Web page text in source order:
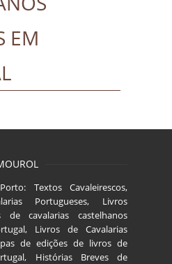
EM
Textos Cavaleirescos,
Portugueses, Livros
de cavalarias castelhanos
Livros de Cavalarias
de edições de livros de
Histórias Breves de